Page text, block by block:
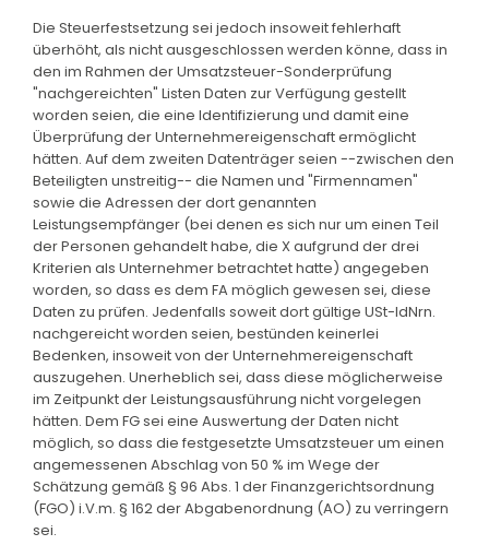
Die Steuerfestsetzung sei jedoch insoweit fehlerhaft
überhöht, als nicht ausgeschlossen werden könne, dass in
den im Rahmen der Umsatzsteuer-Sonderprüfung
"nachgereichten" Listen Daten zur Verfügung gestellt
worden seien, die eine Identifizierung und damit eine
Überprüfung der Unternehmereigenschaft ermöglicht
hätten. Auf dem zweiten Datenträger seien --zwischen den
Beteiligten unstreitig-- die Namen und "Firmennamen"
sowie die Adressen der dort genannten
Leistungsempfänger (bei denen es sich nur um einen Teil
der Personen gehandelt habe, die X aufgrund der drei
Kriterien als Unternehmer betrachtet hatte) angegeben
worden, so dass es dem FA möglich gewesen sei, diese
Daten zu prüfen. Jedenfalls soweit dort gültige USt-IdNrn.
nachgereicht worden seien, bestünden keinerlei
Bedenken, insoweit von der Unternehmereigenschaft
auszugehen. Unerheblich sei, dass diese möglicherweise
im Zeitpunkt der Leistungsausführung nicht vorgelegen
hätten. Dem FG sei eine Auswertung der Daten nicht
möglich, so dass die festgesetzte Umsatzsteuer um einen
angemessenen Abschlag von 50 % im Wege der
Schätzung gemäß § 96 Abs. 1 der Finanzgerichtsordnung
(FGO) i.V.m. § 162 der Abgabenordnung (AO) zu verringern
sei.